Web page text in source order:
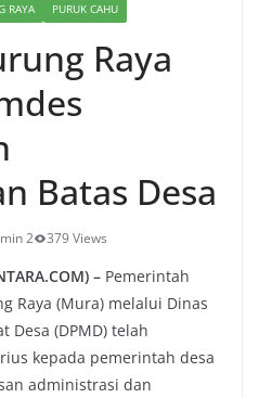
RAYA PURUK CAHU
Raya
Batas Desa
2 379 Views
– Pemerintah
Raya (Mura) melalui Dinas
Desa (DPMD) telah
kepada pemerintah desa
administrasi dan